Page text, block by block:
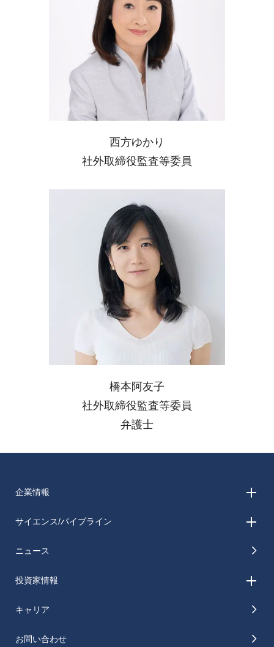
西方ゆかり
社外取締役監査等委員
橋本阿友子
社外取締役監査等委員
弁護士
企業情報
サイエンス/パイプライン
ニュース
投資家情報
キャリア
お問い合わせ